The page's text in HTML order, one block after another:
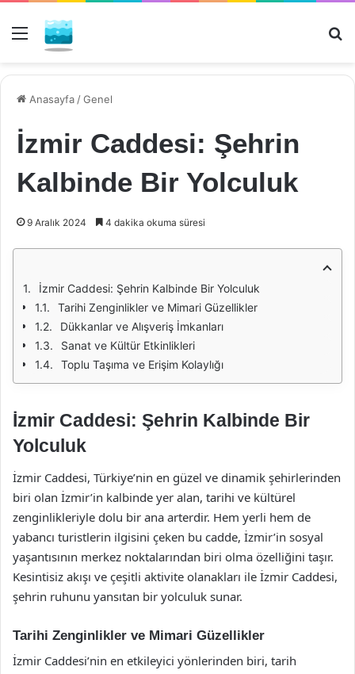
Menü
Anasayfa /Genel
İzmir Caddesi: Şehrin
Kalbinde Bir Yolculuk
9 Aralık 2024 4 dakika okuma süresi
İzmir Caddesi: Şehrin Kalbinde Bir Yolculuk
Tarihi Zenginlikler ve Mimari Güzellikler
Dükkanlar ve Alışveriş İmkanları
Sanat ve Kültür Etkinlikleri
Toplu Taşıma ve Erişim Kolaylığı
İzmir Caddesi: Şehrin Kalbinde Bir
Yolculuk
İzmir Caddesi, Türkiye’nin en güzel ve dinamik şehirlerinden
biri olan İzmir’in kalbinde yer alan, tarihi ve kültürel
zenginlikleriyle dolu bir ana arterdir. Hem yerli hem de
yabancı turistlerin ilgisini çeken bu cadde, İzmir’in sosyal
yaşantısının merkez noktalarından biri olma özelliğini taşır.
Kesintisiz akışı ve çeşitli aktivite olanakları ile İzmir Caddesi,
şehrin ruhunu yansıtan bir yolculuk sunar.
Tarihi Zenginlikler ve Mimari Güzellikler
İzmir Caddesi’nin en etkileyici yönlerinden biri, tarih